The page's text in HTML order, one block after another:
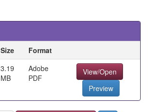
Size
Format
3.19
MB
Adobe
PDF
View/Open
Preview